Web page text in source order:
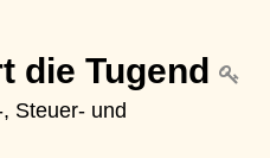
die Tugend
Steuer- und